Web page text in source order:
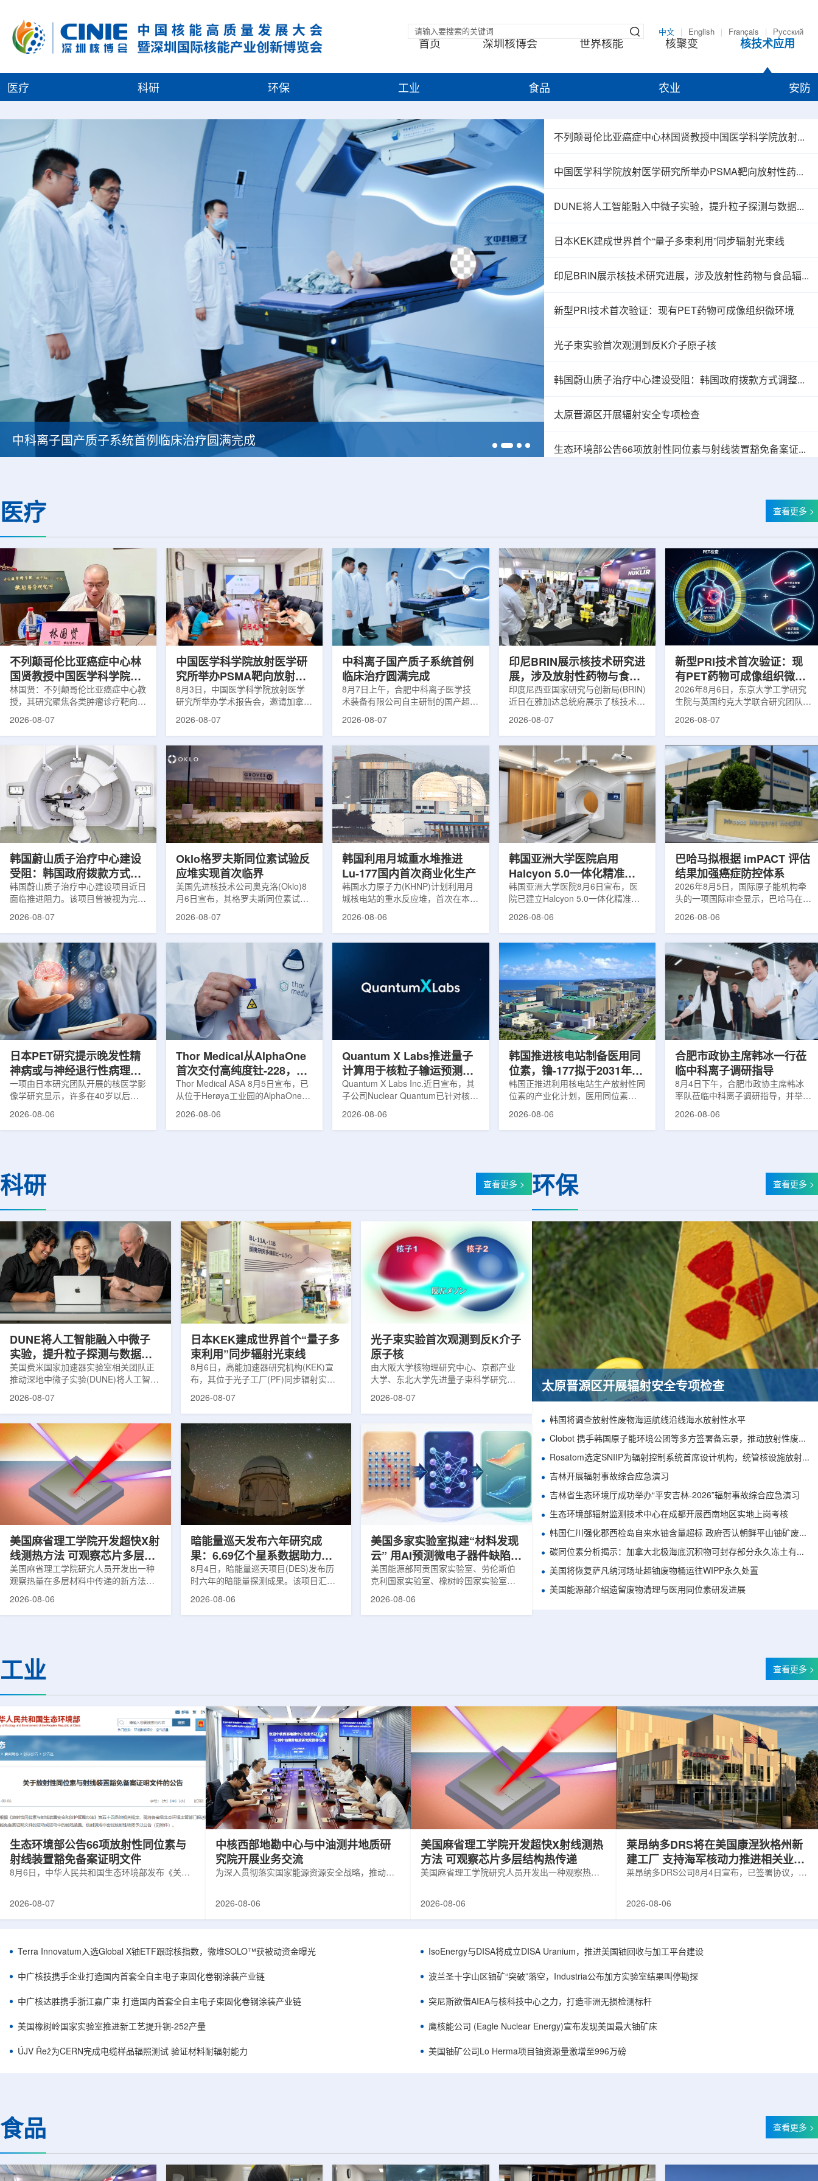
中文 English Français Русский
首页 深圳核博会 世界核能 核聚变 核技术应用
医疗 科研 环保 工业 食品 农业 安防
中科离子国产质子系统首例临床治疗圆满完成 韩国忠清北道上半年农水产品放射性检测结果达
不列颠哥伦比亚癌症中心林国贤教授中国医学科学院放射医学研究所开展学术交流
中国医学科学院放射医学研究所举办PSMA靶向放射性药物学术报告会
DUNE将人工智能融入中微子实验，提升粒子探测与数据处理能力
日本KEK建成世界首个“量子多束利用”同步辐射光束线
印尼BRIN展示核技术研究进展，涉及放射性药物与食品辐照应用
新型PRI技术首次验证：现有PET药物可成像组织微环境
光子束实验首次观测到反K介子原子核
韩国蔚山质子治疗中心建设受阻：韩国政府拨款方式调整影响项目推进
太原晋源区开展辐射安全专项检查
生态环境部公告66项放射性同位素与射线装置豁免备案证明文件
医疗 查看更多 >
不列颠哥伦比亚癌症中心林
国贤教授中国医学科学院放
射医学研究所开展学术交流
林国贤：不列颠哥伦比亚癌症中心教
授，其研究聚焦各类肿瘤诊疗靶向放
射性药物开发，迄今已主导/参与发
完成自研7款放射性药物的临床转
化，用于多种肿瘤诊疗。报告会上，
林国贤教授基于其团队多年的前沿探
索，系统梳理了针对前列腺癌靶点
PSMA的核药相关研究进展：一是F-
18标记PSMA靶向PET显像剂的分子
设计与临床优势;二是通过理性优化
分子结构，大幅提高Lu-177标记治
2026-08-07
中国医学科学院放射医学研
究所举办PSMA靶向放射性
药物学术报告会
8月3日，中国医学科学院放射医学
研究所举办学术报告会，邀请加拿大
温哥华不列颠哥伦比亚癌症中心林国
性药物开发》的学术报告。报告会采
取线上线下结合方式举行，放射所部
分科研人员和研究生参加。林国贤教
授长期从事肿瘤诊疗靶向放射性药物
开发研究，已主导或参与发表135余
篇同行评议期刊论文，提交30余项
放射性药物相关专利申请，并完成7
款自研放射性药物的临床转化，应用
2026-08-07
中科离子国产质子系统首例
临床治疗圆满完成
8月7日上午，合肥中科离子医学技
术装备有限公司自主研制的国产超导
回旋质子治疗系统，在合肥离子医学
治疗系统的重要突破。本例受试者为
肺癌患者。试验所用的超导质子治疗
系统，搭载中科离子自主研发的
SC240超导回旋加速器，具有超大照
射野、360°全周束流配送能力。治
疗全程依托多模融合4D图像引导精
准定位，能实现动态适配、精准治
疗。设备运行平稳低噪，治疗控制软
2026-08-07
印尼BRIN展示核技术研究进
展，涉及放射性药物与食品
辐照应用
印度尼西亚国家研究与创新局(BRIN)
近日在雅加达总统府展示了核技术研
究成果。BRIN局长阿里夫·萨特里亚
粮食和健康等领域。在健康领域，
BRIN正在开发用于核医学的放射性
药物。这类药物含有放射性物质，可
用于癌症诊断和治疗。阿里夫表示，
放射性药物研发对癌症识别和治疗具
有重要意义。在食品领域，BRIN将
核技术用于食品保鲜，重点包括出口
水果的辐照处理。阿里夫介绍，一些
2026-08-07
新型PRI技术首次验证：现
有PET药物可成像组织微环
境
2026年8月6日，东京大学工学研究
生院与英国约克大学联合研究团队宣
布，已建立一种利用正电子三光子衰
该方法可结合现有临床PET显像剂使
用，有望为核医学影像提供观察组织
微环境的新手段。利用正电子-3光子
衰变的下一代核医学成像概念图目前
临床PET扫描主要利用正电子双光子
湮灭过程显示药物在体内的分布和积
累情况，但对组织缺氧等与疾病恶性
程度相关的微环境信息捕捉有限。...
2026-08-07
韩国蔚山质子治疗中心建设
受阻：韩国政府拨款方式调
整影响项目推进
韩国蔚山质子治疗中心建设项目近日
面临推进阻力。该项目曾被视为完善
韩国东南部区域癌症治疗体系的关键
的难度明显上升。据蔚山市8月6日
消息，蔚山市已于去年3月完成质子
治疗中心建设可行性研究及基本规划
制定服务，并开始争取国家拨款。不
过，韩国保健福祉部回复称，难以单
独为蔚山市提供大型项目资金。此
前，蔚山市曾计划通过建设质子治疗
中心，构建癌症患者可在区域内完成
2026-08-07
Oklo格罗夫斯同位素试验反
应堆实现首次临界
美国先进核技术公司奥克洛(Oklo)8
月6日宣布，其格罗夫斯同位素试验
反应堆已在低功率状态下实现可控自
格罗夫斯同位素试验反应堆设施(图
片：格罗夫斯)格罗夫斯低功率试验
反应堆位于美国得克萨斯州洛克哈
特，是美国能源部反应堆试点计划下
首个在私人土地上实现临界的反应
堆。根据奥克洛介绍，该设施从未开
发土地起步建设，完成了土建开挖、
工程建设、组件制造或采购、燃料配
2026-08-07
韩国利用月城重水堆推进
Lu-177国内首次商业化生产
韩国水力原子力(KHNP)计划利用月
城核电站的重水反应堆，首次在本土
生产用于癌症治疗的放射性同位素
元化的供应链并缩短运输时间。此次
计划的首要目标是实现镥-177的商业
化生产，预计在2028年进行试生
产，并在2031年开始全面量产。之
后，韩国水力原子力还将扩大生产范
2026-08-06
韩国亚洲大学医院启用
Halcyon 5.0一体化精准放
射治疗方案
韩国亚洲大学医院8月6日宣布，医
院已建立Halcyon 5.0一体化精准放
射治疗解决方案，并开始全面用于患
实时运动管理整合到同一治疗流程
中，用于提升图像引导放射治疗的精
准度和安全性。此次实施方案以
Halcyon系统软件5.0版本为基础，集
成高分辨率锥形束CT成像系统
HyperSight、六自由度患者定位台
Dynamic Couch，以及表面引导放
射治疗系统IDENTIFY。亚洲大学医
2026-08-06
巴哈马拟根据 imPACT 评估
结果加强癌症防控体系
2026年8月5日，国际原子能机构牵
头的一项国际审查显示，巴哈马在加
强癌症治疗服务方面具备进一步提升
治疗效果提出了路线图。巴哈马拿骚
玛格丽特公主医院(图片：Pelow
Media/Adobe Stock)这项 imPACT
评估由国际原子能机构、世界卫生组
织/泛美卫生组织和国际癌症研究机
构共同开展，应巴哈马卫生与健康部
请求进行，重点评估该国癌症防控能
力和实际需求。6月9日至11日，专
2026-08-06
日本PET研究提示晚发性精
神病或与神经退行性病理相
关
一项由日本研究团队开展的核医学影
像学研究显示，许多在40岁以后首
次出现幻觉、妄想等精神病性症状的
踪剂^11C-PiB，以及tau蛋白PET示
踪剂^18F-florzolotau，对受试者大
神病患者中，β-淀粉样蛋白阳性...
2026-08-06
Thor Medical从AlphaOne
首次交付高纯度钍-228，商
业供货启动
Thor Medical ASA 8月5日宣布，已
从位于Herøya工业园的AlphaOne生
产设施完成首批高纯度钍-228(Th-
足靶向α疗法领域对高纯度...
2026-08-06
Quantum X Labs推进量子
计算用于核粒子输运预测模
拟
Quantum X Labs Inc.近日宣布，其
子公司Nuclear Quantum已针对核工
业计算模拟中的一项瓶颈提出新方
效率。Nuclear Quantum此次提出的
学能够直接在量子计算框架中表示和
模拟。...
2026-08-06
韩国推进核电站制备医用同
位素，镥-177拟于2031年商
业化生产
韩国正推进利用核电站生产放射性同
位素的产业化计划，医用同位素
镥-177(Lu-177)被列为首个商业化目
用较广的治疗性放射性同位素，可用
于前列腺癌、神经内分泌肿瘤等疾病
期约为6.6天，从生产、运输到药物
制备和患者给药...
2026-08-06
合肥市政协主席韩冰一行莅
临中科离子调研指导
8月4日下午，合肥市政协主席韩冰
率队莅临中科离子调研指导，并举行
座谈交流。市人大常委会副主任雍凤
经理陈永华，副总经理丁开忠、李
俊、光若怀陪同。韩冰一行详细了解
破、成果转化落地及产业化发展等方
面开...
2026-08-06
科研 查看更多 >
DUNE将人工智能融入中微子
实验，提升粒子探测与数据处
理能力
美国费米国家加速器实验室相关团队正
推动深地中微子实验(DUNE)将人工智能
互作用识别、事件分类和探测器管理能
力。DUNE位于长基线中微子设施，目
前已开始安装大型中微子探测器模块的
结构元件。该实验由近探测器和远探测
器组成：近探测器位于费米实验室，远
探测器设在南达科他州桑福德地下研究
设施地下约1英里处。两个探测器都将采
用液氩时间投影室技术，用于记录中微
2026-08-07
日本KEK建成世界首个“量子多
束利用”同步辐射光束线
8月6日，高能加速器研究机构(KEK)宣
布，其位于光子工厂(PF)同步辐射实验
射线与软X射线两束光束的同步利用。据
介绍，BL-11A和BL-11B由同步辐射学术
基础设施网络合作建设。该网络由大学
联合使用机构及联合使用、联合研究中
心的同步辐射装置组成，定位为科研和
教育基础设施。新光束线的主要特点在
于，可在同一实验条件下同时使用硬X射
线和软X射线，完成过去需要分别开展的
2026-08-07
光子束实验首次观测到反K介子
原子核
由大阪大学核物理研究中心、京都产业
大学、东北大学先进量子束科学研究中
台湾中央研究院和加拿大萨斯喀彻温大
LEPS2/Solenoid合作组，首次利用光子
束实验观测到含有反K介子的原子核。这
一成果为确认反K介子原子核的存在提供
了新的实验证据，也为理解高密度核物
质和中性子星内部结构提供了重要线
索。研究团队在日本兵库县大型同步辐
射设施SP...
2026-08-07
美国麻省理工学院开发超快X射
线测热方法 可观察芯片多层结
构热传递
美国麻省理工学院研究人员开发出一种
观察热量在多层材料中传递的新方法，
可用于精确测量计算机芯片等电子器件
多层结构时存在局限，例如常用的时域
热反射法难以区分不同材料层中的热传
题...
2026-08-06
暗能量巡天发布六年研究成
果：6.69亿个星系数据助力约
束宇宙加速膨胀
8月4日，暗能量巡天项目(DES)发布历
时六年的暗能量探测成果。该项目汇总
形成18篇相关论文，基于2013年至2019
加速...
2026-08-06
美国多家实验室拟建“材料发现
云” 用AI预测微电子器件缺陷影
响
美国能源部阿贡国家实验室、劳伦斯伯
克利国家实验室、橡树岭国家实验室和
西北大学的研究人员正计划开发材料发
工...
2026-08-06
环保 查看更多 >
太原晋源区开展辐射安全专项检查
韩国将调查放射性废物海运航线沿线海水放射性水平
Clobot 携手韩国原子能环境公团等多方签署备忘录，推动放射性废物安全管理多机型机器人示范
Rosatom选定SNIIP为辐射控制系统首席设计机构，统管核设施放射仪表标准化与进口替代保障
吉林开展辐射事故综合应急演习
吉林省生态环境厅成功举办“平安吉林-2026”辐射事故综合应急演习
生态环境部辐射监测技术中心在成都开展西南地区实地上岗考核
韩国仁川强化郡西检岛自来水铀含量超标 政府否认朝鲜平山铀矿废水影响
碳同位素分析揭示：加拿大北极海底沉积物可封存部分永久冻土有机碳
美国将恢复萨凡纳河场址超铀废物桶运往WIPP永久处置
美国能源部介绍遗留废物清理与医用同位素研发进展
工业 查看更多 >
生态环境部公告66项放射性同位素与
射线装置豁免备案证明文件
8月6日，中华人民共和国生态环境部发布《关于
将各省级生态环境主管部门报送的、已获得豁免
置、放射源或非密封放射性物质予以公告。随公
告发布的汇总表共列出66项备案记录，涉及山
东、天津、上海、河北、四川、甘肃、安徽、河
南、辽宁等地相关单位。备案内容涵盖...
2026-08-07
中核西部地勘中心与中油测井地质研
究院开展业务交流
为深入贯彻落实国家能源资源安全战略，推动油
地质研究院，开展专项技术交流研讨。会上，中
内油气测井成套装备、井下探测、岩石物理实
验、智能测井解释、深井探测及多源地质数据解
析等成熟技术体系，并结合实战案例分享了含油
气盆地铀矿勘查经验。王乐力介绍了西部中...
2026-08-06
美国麻省理工学院开发超快X射线测热
方法 可观察芯片多层结构热传递
美国麻省理工学院研究人员开发出一种观察热量
寸不断缩小、功率密度持续提高，器件过热正成
在面对真实电子器件的多层结构时存在局限，例
如常用的时域热反射法难以区分不同材料层中的
热传输情况，红外成像等方法也难以在微小尺度
上捕捉快速变化。为解决这一问题...
2026-08-06
莱昂纳多DRS将在美国康涅狄格州新
建工厂 支持海军核动力推进相关业务
增长
莱昂纳多DRS公司8月4日宣布，已签署协议，将
并为公司在核能领域的后续增长提供空间和基础
尔德帕克里奇路120号，占地约14.1087万平方英
尺。工厂建成后，将整合目前分布在康涅狄格州
丹伯里和贝瑟尔三个地点的业务。该设施预计于
2027年初投入使用，若最终设计和租户装修工...
2026-08-06
Terra Innovatum入选Global X铀ETF跟踪核指数，微堆SOLO™获被动资金曝光
中广核技携手企业打造国内首套全自主电子束固化卷钢涂装产业链
中广核达胜携手浙江嘉广束 打造国内首套全自主电子束固化卷钢涂装产业链
美国橡树岭国家实验室推进新工艺提升锎-252产量
ÚJV Řež为CERN完成电缆样品辐照测试 验证材料耐辐射能力
IsoEnergy与DISA将成立DISA Uranium，推进美国铀回收与加工平台建设
波兰圣十字山区铀矿“突破”落空，Industria公布加方实验室结果叫停勘探
突尼斯欲借AIEA与核科技中心之力，打造非洲无损检测标杆
鹰核能公司 (Eagle Nuclear Energy)宣布发现美国最大铀矿床
美国铀矿公司Lo Herma项目铀资源量激增至996万磅
食品 查看更多 >